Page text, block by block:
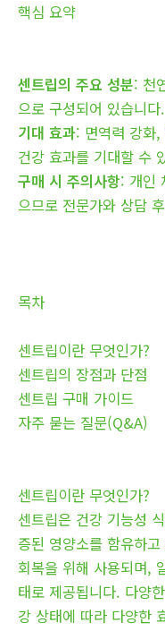
핵심 요약
센트립의 주요 성분: 천
으로 구성되어 있습니다.
기대 효과: 면역력 강화
건강 효과를 기대할 수
구매 시 주의사항: 개인
으므로 전문가와 상담
목차
센트립이란 무엇인가?
센트립의 장점과 단점
센트립 구매 가이드
자주 묻는 질문(Q&A)
센트립이란 무엇인가?
센트립은 건강 기능성
증된 영양소를 함유하
회복을 위해 사용되며,
태로 제공됩니다. 다양
강 상태에 따라 다양한